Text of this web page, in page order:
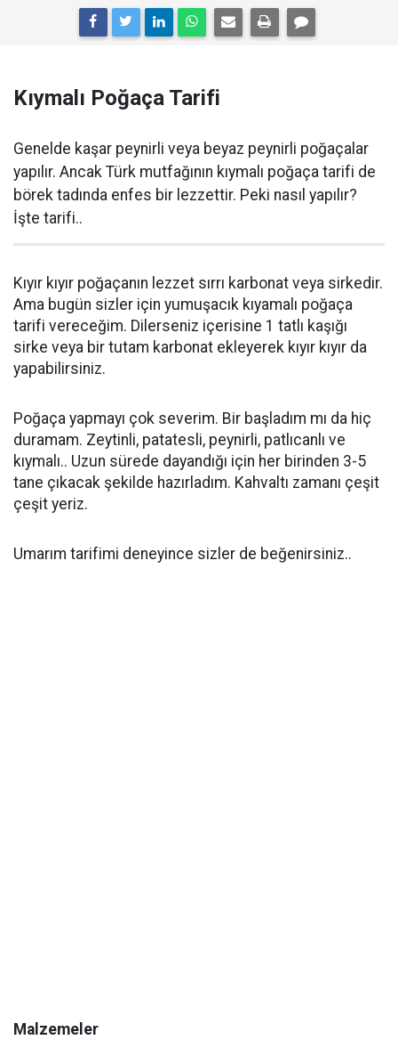
Kıymalı Poğaça Tarifi
Genelde kaşar peynirli veya beyaz peynirli poğaçalar
yapılır. Ancak Türk mutfağının kıymalı poğaça tarifi de
börek tadında enfes bir lezzettir. Peki nasıl yapılır?
İşte tarifi..
Kıyır kıyır poğaçanın lezzet sırrı karbonat veya sirkedir.
Ama bugün sizler için yumuşacık kıyamalı poğaça
tarifi vereceğim. Dilerseniz içerisine 1 tatlı kaşığı
sirke veya bir tutam karbonat ekleyerek kıyır kıyır da
yapabilirsiniz.
Poğaça yapmayı çok severim. Bir başladım mı da hiç
duramam. Zeytinli, patatesli, peynirli, patlıcanlı ve
kıymalı.. Uzun sürede dayandığı için her birinden 3-5
tane çıkacak şekilde hazırladım. Kahvaltı zamanı çeşit
çeşit yeriz.
Umarım tarifimi deneyince sizler de beğenirsiniz..
Malzemeler